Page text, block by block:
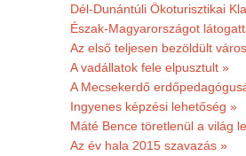
Dél-Dunántúli Ökoturisztikai
Észak-Magyarországot
Az első teljesen bezöldült
A vadállatok fele elpusztult »
A Mecsekerdő
Ingyenes képzési lehetőség »
Máté Bence töretlenül a világ
Az év hala 2015 szavazás »